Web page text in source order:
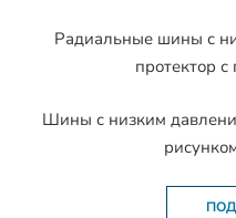
Радиальные шины с
протектор с
Шины с низким